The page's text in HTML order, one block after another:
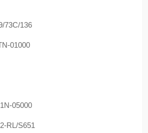
73C/136
01000
05000
RL/S651